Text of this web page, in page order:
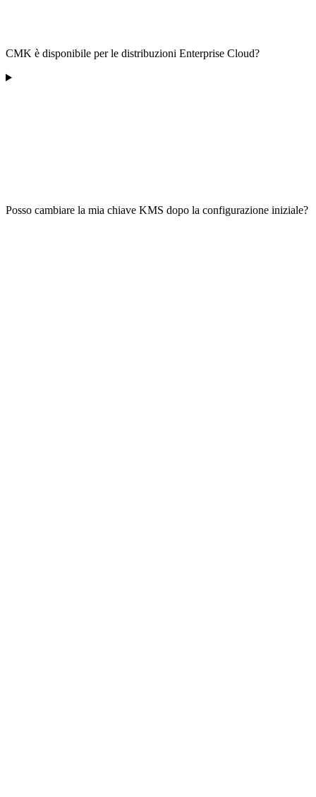
CMK è disponibile per le distribuzioni Enterprise Cloud?
Posso cambiare la mia chiave KMS dopo la configurazione iniziale?